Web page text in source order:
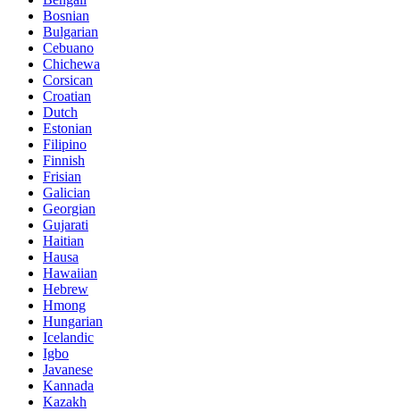
Bosnian
Bulgarian
Cebuano
Chichewa
Corsican
Croatian
Dutch
Estonian
Filipino
Finnish
Frisian
Galician
Georgian
Gujarati
Haitian
Hausa
Hawaiian
Hebrew
Hmong
Hungarian
Icelandic
Igbo
Javanese
Kannada
Kazakh